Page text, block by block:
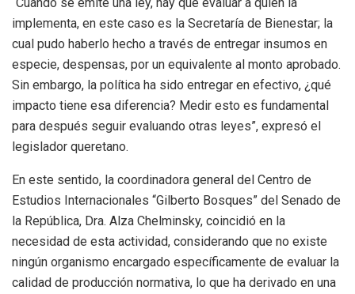
implementa, en este caso es la Secretaría de Bienestar; la
cual pudo haberlo hecho a través de entregar insumos en
especie, despensas, por un equivalente al monto aprobado.
Sin embargo, la política ha sido entregar en efectivo, ¿qué
impacto tiene esa diferencia? Medir esto es fundamental
para después seguir evaluando otras leyes”, expresó el
legislador queretano.
En este sentido, la coordinadora general del Centro de
Estudios Internacionales “Gilberto Bosques” del Senado de
la República, Dra. Alza Chelminsky, coincidió en la
necesidad de esta actividad, considerando que no existe
ningún organismo encargado específicamente de evaluar la
calidad de producción normativa, lo que ha derivado en una